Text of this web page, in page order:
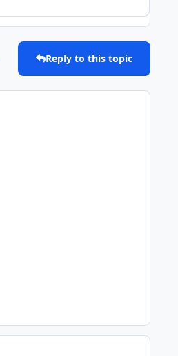
Reply to this topic